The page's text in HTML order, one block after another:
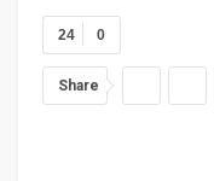
0
24
Share